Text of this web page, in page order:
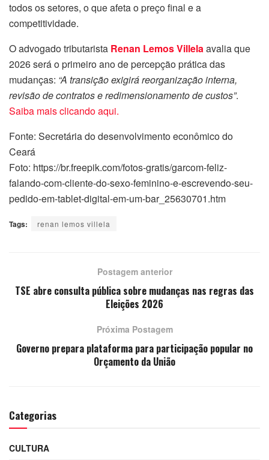
todos os setores, o que afeta o preço final e a
competitividade.
O advogado tributarista Renan Lemos Villelaavalia que
2026 será o primeiro ano de percepção prática das
mudanças: “A transição exigirá reorganização interna,
revisão de contratos e redimensionamento de custos”.
Saiba mais clicando aqui.
Fonte: Secretária do desenvolvimento econômico do
Ceará
Foto: https://br.freepik.com/fotos-gratis/garcom-feliz-
falando-com-cliente-do-sexo-feminino-e-escrevendo-seu-
pedido-em-tablet-digital-em-um-bar_25630701.htm
Tags: renan lemos villela
Postagem anterior
TSE abre consulta pública sobre mudanças nas regras das
Eleições 2026
Próxima Postagem
Governo prepara plataforma para participação popular no
Orçamento da União
Categorias
CULTURA